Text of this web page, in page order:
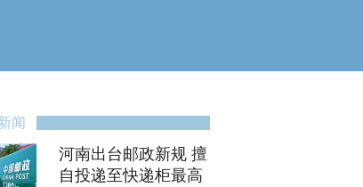
闻
河南出台邮政新规 擅
自投递至快递柜最高